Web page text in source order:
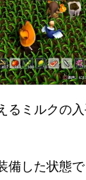
るミルクの
備した状態